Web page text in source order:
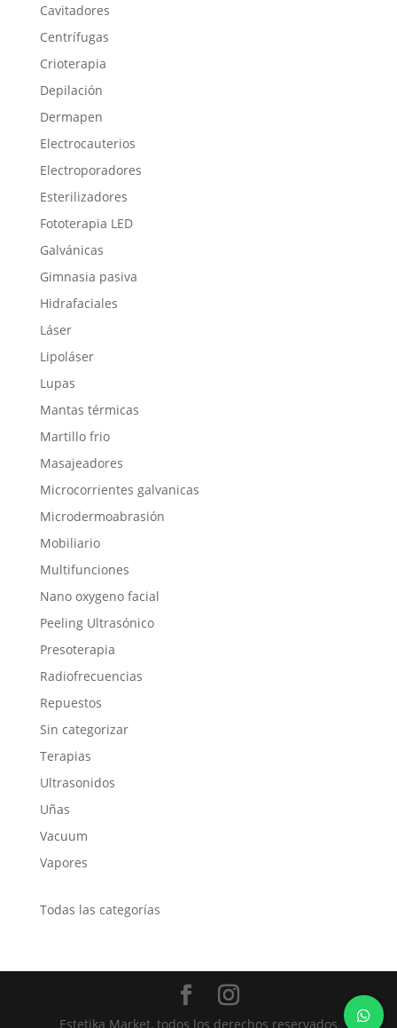
Cavitadores
Centrífugas
Crioterapia
Depilación
Dermapen
Electrocauterios
Electroporadores
Esterilizadores
Fototerapia LED
Galvánicas
Gimnasia pasiva
Hidrafaciales
Láser
Lipoláser
Lupas
Mantas térmicas
Martillo frio
Masajeadores
Microcorrientes galvanicas
Microdermoabrasión
Mobiliario
Multifunciones
Nano oxygeno facial
Peeling Ultrasónico
Presoterapia
Radiofrecuencias
Repuestos
Sin categorizar
Terapias
Ultrasonidos
Uñas
Vacuum
Vapores
Todas las categorías
Estetika Market, todos los derechos reservados